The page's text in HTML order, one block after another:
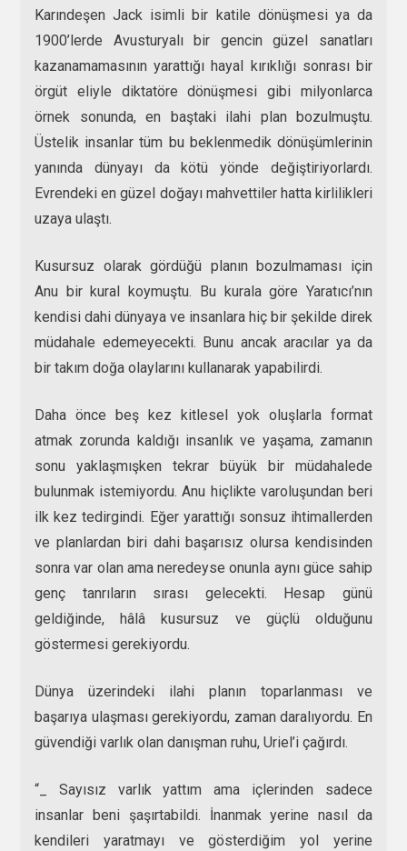
Karındeşen Jack isimli bir katile dönüşmesi ya da
1900’lerde Avusturyalı bir gencin güzel sanatları
kazanamamasının yarattığı hayal kırıklığı sonrası bir
örgüt eliyle diktatöre dönüşmesi gibi milyonlarca
örnek sonunda, en baştaki ilahi plan bozulmuştu.
Üstelik insanlar tüm bu beklenmedik dönüşümlerinin
yanında dünyayı da kötü yönde değiştiriyorlardı.
Evrendeki en güzel doğayı mahvettiler hatta kirlilikleri
uzaya ulaştı.
Kusursuz olarak gördüğü planın bozulmaması için
Anu bir kural koymuştu. Bu kurala göre Yaratıcı’nın
kendisi dahi dünyaya ve insanlara hiç bir şekilde direk
müdahale edemeyecekti. Bunu ancak aracılar ya da
bir takım doğa olaylarını kullanarak yapabilirdi.
Daha önce beş kez kitlesel yok oluşlarla format
atmak zorunda kaldığı insanlık ve yaşama, zamanın
sonu yaklaşmışken tekrar büyük bir müdahalede
bulunmak istemiyordu. Anu hiçlikte varoluşundan beri
ilk kez tedirgindi. Eğer yarattığı sonsuz ihtimallerden
ve planlardan biri dahi başarısız olursa kendisinden
sonra var olan ama neredeyse onunla aynı güce sahip
genç tanrıların sırası gelecekti. Hesap günü
geldiğinde, hâlâ kusursuz ve güçlü olduğunu
göstermesi gerekiyordu.
Dünya üzerindeki ilahi planın toparlanması ve
başarıya ulaşması gerekiyordu, zaman daralıyordu. En
güvendiği varlık olan danışman ruhu, Uriel’i çağırdı.
“_ Sayısız varlık yattım ama içlerinden sadece
insanlar beni şaşırtabildi. İnanmak yerine nasıl da
kendileri yaratmayı ve gösterdiğim yol yerine